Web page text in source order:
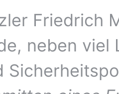
Friedrich
neben